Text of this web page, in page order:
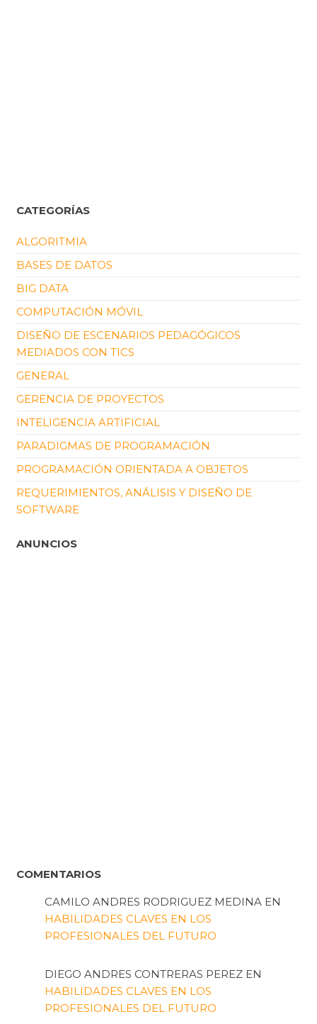
CATEGORÍAS
ALGORITMIA
BASES DE DATOS
BIG DATA
COMPUTACIÓN MÓVIL
DISEÑO DE ESCENARIOS PEDAGÓGICOS
MEDIADOS CON TICS
GENERAL
GERENCIA DE PROYECTOS
INTELIGENCIA ARTIFICIAL
PARADIGMAS DE PROGRAMACIÓN
PROGRAMACIÓN ORIENTADA A OBJETOS
REQUERIMIENTOS, ANÁLISIS Y DISEÑO DE
SOFTWARE
ANUNCIOS
COMENTARIOS
CAMILO ANDRES RODRIGUEZ MEDINA EN
HABILIDADES CLAVES EN LOS
PROFESIONALES DEL FUTURO
DIEGO ANDRES CONTRERAS PEREZ EN
HABILIDADES CLAVES EN LOS
PROFESIONALES DEL FUTURO